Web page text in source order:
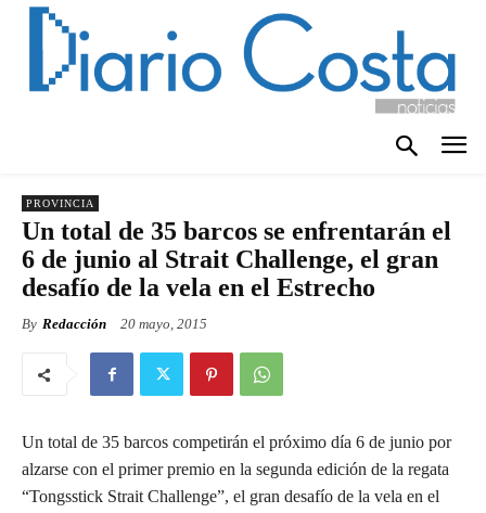
PROVINCIA
Un total de 35 barcos se enfrentarán el
6 de junio al Strait Challenge, el gran
desafío de la vela en el Estrecho
By Redacción 20 mayo, 2015
Un total de 35 barcos competirán el próximo día 6 de junio por
alzarse con el primer premio en la segunda edición de la regata
“Tongsstick Strait Challenge”, el gran desafío de la vela en el